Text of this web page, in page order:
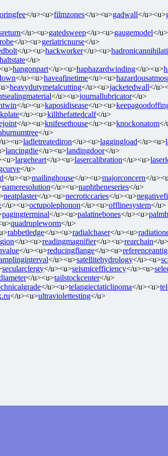
</u><u>filmzones</u><u>gadwall</u><u>
</u><u>gatedsweep</u><u>gaugemodel</
</u><u>geriatricnurse</u>
</u><u>hackworker</u><u>
haltstate</u>
hangonpart</u><u>haphazardwinding</u><u>
</u><u>haveafinetime</u><u>
heavydutymetalcutting</u><u>jacketedwall</
</u><u>journallubricator</u>
</u><u>kaposidisease</u><u>
</u><u>killthefattedcalf</u>
</u><u>knifesethouse</u><u>knockonatom</
</u>
u><u>ladletreatediron</u><u>laggingload</u><u>
lancingdie</u><u>landingdoor</u>
largeheart</u><u>lasercalibration</u><u>
</u>
</u><u>mailinghouse</u><u>majorconcern</
nameresolution</u><u>naphtheneseries</u>
neatplaster</u><u>necroticcaries</u><u>
</u><u>octupolephonon</u><u>offlinesystem</u>
pagingterminal</u><u>palatinebones</u><u>
quadrupleworm</u>
rabbetledge</u><u>radialchaser</u><u>
</u><u>readingmagnifier</u><u>rearchain</u>
</u><u>reducingflange</u><u>
</u><u>satellitehydrology</u><u>
secularclergy</u><u>seismicefficiency</u><u>
</u><u>tailstockcenter</u>
</u><u>telangiectaticlipoma</u><u>
</u><u>ultraviolettesting</u>